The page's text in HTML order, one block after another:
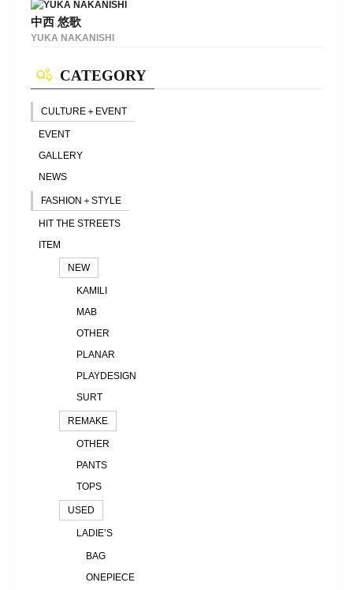
中西 悠歌
YUKA NAKANISHI
CATEGORY
CULTURE＋EVENT
EVENT
GALLERY
NEWS
FASHION＋STYLE
HIT THE STREETS
ITEM
NEW
KAMILI
MAB
OTHER
PLANAR
PLAYDESIGN
SURT
REMAKE
OTHER
PANTS
TOPS
USED
LADIE’S
BAG
ONEPIECE